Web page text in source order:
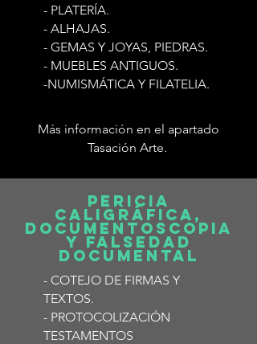
- PLATERÍA.
- ALHAJAS.
- GEMAS Y JOYAS, PIEDRAS.
- MUEBLES ANTIGUOS.
-NUMISMÁTICA Y FILATELIA.
Más información en el apartado
Tasación Arte.
PERICIA
CALIGRÁFICA,
DOCUMENTOSCOPIA
Y FALSEDAD
DOCUMENTAL
- COTEJO DE FIRMAS Y
TEXTOS.
- PROTOCOLIZACIÓN
TESTAMENTOS